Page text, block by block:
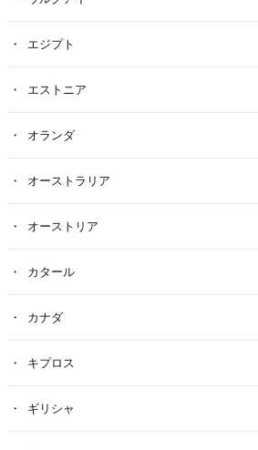
エジプト
エストニア
オランダ
オーストラリア
オーストリア
カタール
カナダ
キプロス
ギリシャ